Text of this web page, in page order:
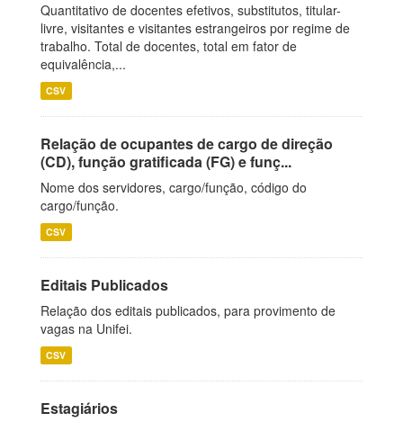
Quantitativo de docentes efetivos, substitutos, titular-
livre, visitantes e visitantes estrangeiros por regime de
trabalho. Total de docentes, total em fator de
equivalência,...
CSV
Relação de ocupantes de cargo de direção
(CD), função gratificada (FG) e funç...
Nome dos servidores, cargo/função, código do
cargo/função.
CSV
Editais Publicados
Relação dos editais publicados, para provimento de
vagas na Unifei.
CSV
Estagiários